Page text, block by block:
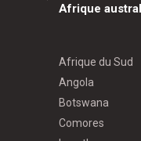
Afrique
Afrique du Sud
Angola
Botswana
Comores